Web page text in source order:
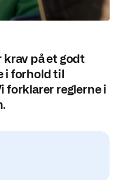
krav på et godt
i forhold til
forklarer reglerne i